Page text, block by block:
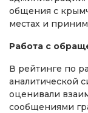
общения с
местах и
Работа с
В рейтинге по
аналитической
оценивали
сообщениями